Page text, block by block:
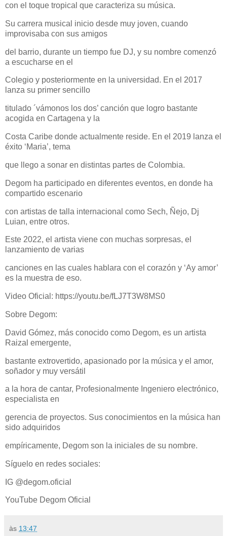
con el toque tropical que caracteriza su música.
Su carrera musical inicio desde muy joven, cuando
improvisaba con sus amigos
del barrio, durante un tiempo fue DJ, y su nombre comenzó
a escucharse en el
Colegio y posteriormente en la universidad. En el 2017
lanza su primer sencillo
titulado ´vámonos los dos’ canción que logro bastante
acogida en Cartagena y la
Costa Caribe donde actualmente reside. En el 2019 lanza el
éxito ‘Maria’, tema
que llego a sonar en distintas partes de Colombia.
Degom ha participado en diferentes eventos, en donde ha
compartido escenario
con artistas de talla internacional como Sech, Ñejo, Dj
Luian, entre otros.
Este 2022, el artista viene con muchas sorpresas, el
lanzamiento de varias
canciones en las cuales hablara con el corazón y ‘Ay amor’
es la muestra de eso.
Video Oficial: https://youtu.be/fLJ7T3W8MS0
Sobre Degom:
David Gómez, más conocido como Degom, es un artista
Raizal emergente,
bastante extrovertido, apasionado por la música y el amor,
soñador y muy versátil
a la hora de cantar, Profesionalmente Ingeniero electrónico,
especialista en
gerencia de proyectos. Sus conocimientos en la música han
sido adquiridos
empíricamente, Degom son la iniciales de su nombre.
Síguelo en redes sociales:
IG @degom.oficial
YouTube Degom Oficial
às 13:47